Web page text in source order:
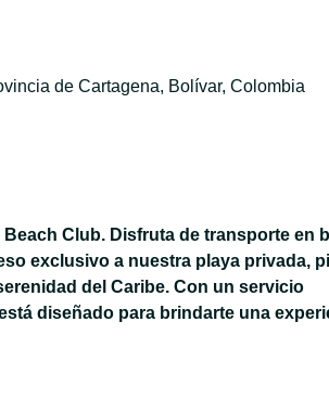
de Cartagena, Bolívar, Colombia
Club. Disfruta de transporte en
exclusivo a nuestra playa privada,
del Caribe. Con un servicio
diseñado para brindarte una